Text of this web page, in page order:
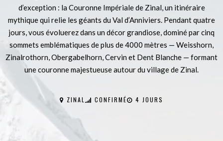
d’exception : la Couronne Impériale de Zinal, un itinéraire
mythique qui relie les géants du Val d’Anniviers. Pendant quatre
jours, vous évoluerez dans un décor grandiose, dominé par cinq
sommets emblématiques de plus de 4000 mètres — Weisshorn,
Zinalrothorn, Obergabelhorn, Cervin et Dent Blanche — formant
une couronne majestueuse autour du village de Zinal.
ZINAL CONFIRMÉ 4 JOURS